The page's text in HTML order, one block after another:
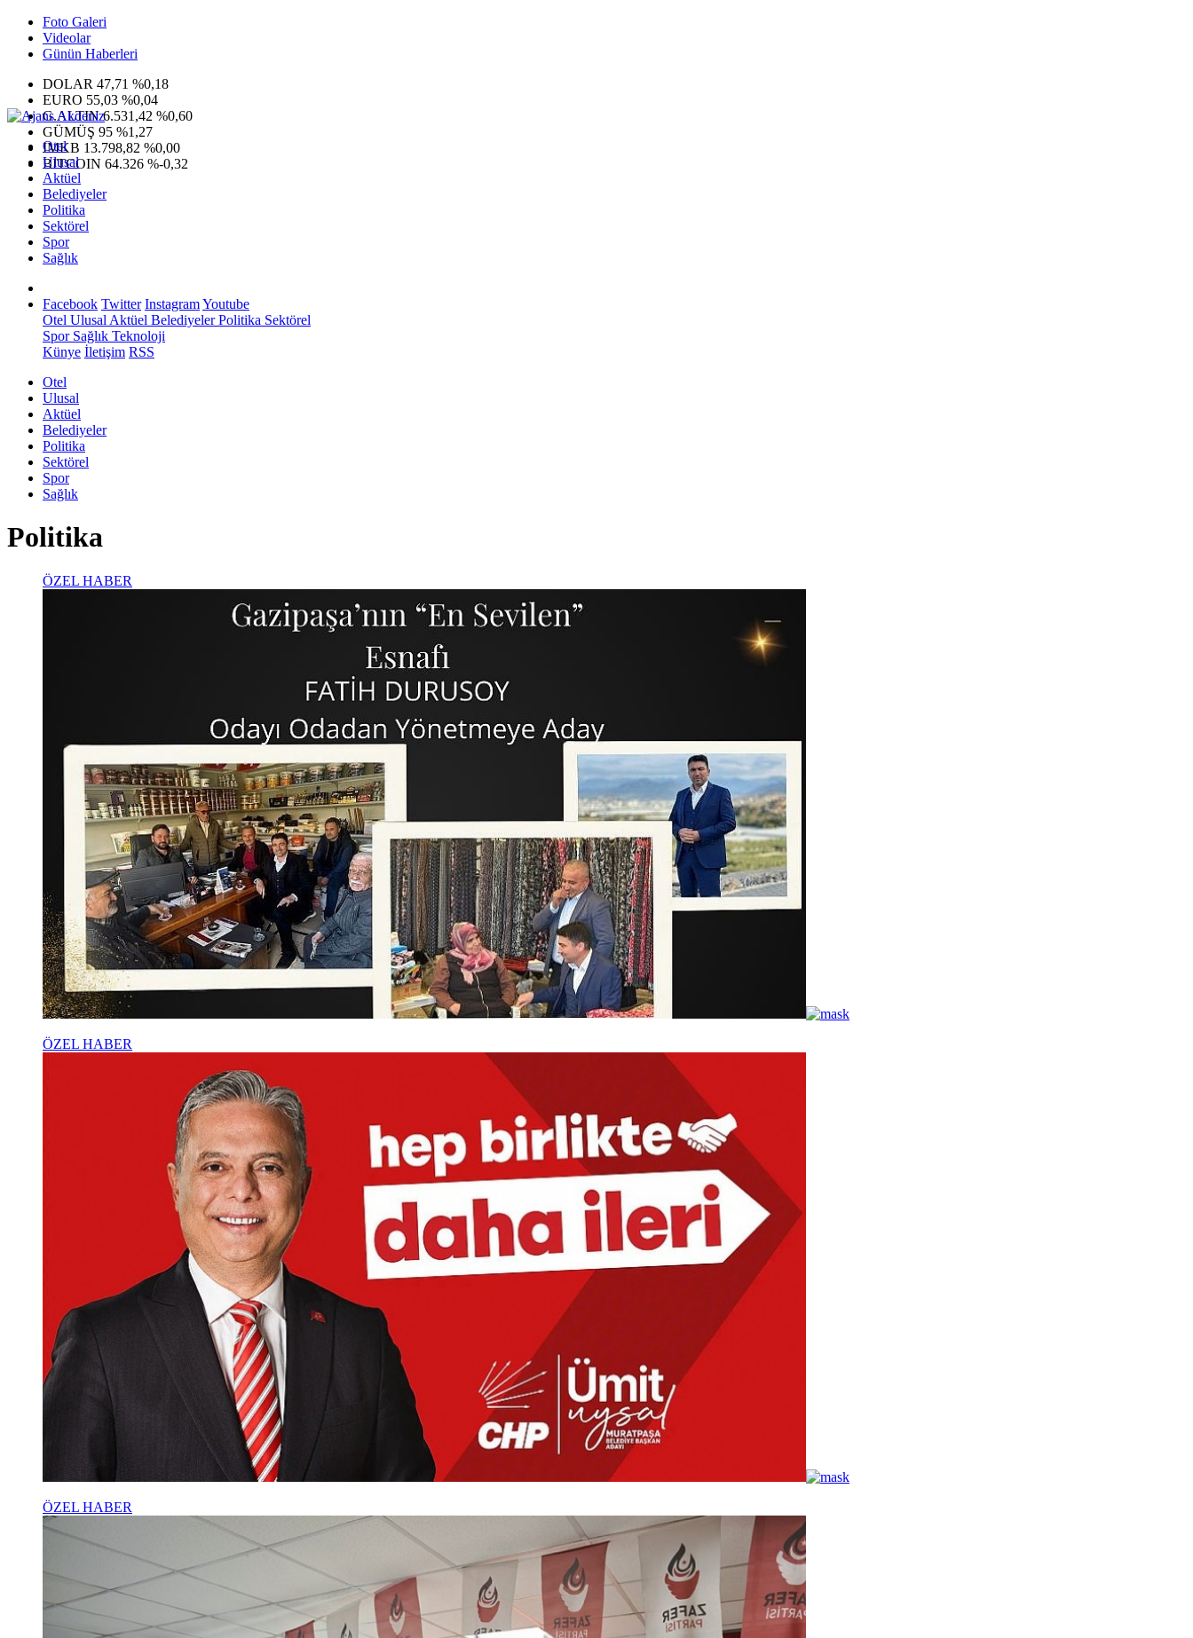
Foto Galeri
Videolar
Günün Haberleri
DOLAR 47,71 %0,18
EURO 55,03 %0,04
G.ALTIN6.531,42 %0,60
GÜMÜŞ 95 %1,27
IMKB 13.798,82 %0,00
BITCOIN 64.326 %-0,32
Otel
Ulusal
Aktüel
Belediyeler
Politika
Sektörel
Spor
Sağlık
Facebook Twitter InstagramYoutube
Otel Ulusal Aktüel BelediyelerPolitika Sektörel
SporSağlık Teknoloji
Künye İletişim RSS
Otel
Ulusal
Aktüel
Belediyeler
Politika
Sektörel
Spor
Sağlık
Politika
ÖZEL HABER
ÖZEL HABER
ÖZEL HABER